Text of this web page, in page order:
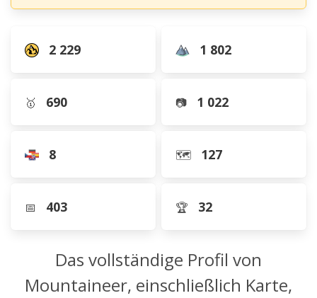
2 229 1 802
🥇 690 📷 1 022
8 🗺️ 127
📅 403 🏆 32
Das vollständige Profil von
Mountaineer, einschließlich Karte,